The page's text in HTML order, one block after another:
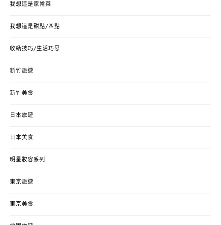
我想這是家常菜
我想這是甜點/西點
收納技巧/生活巧思
新竹旅遊
新竹美食
日本旅遊
日本美食
明星妝容系列
東京旅遊
東京美食